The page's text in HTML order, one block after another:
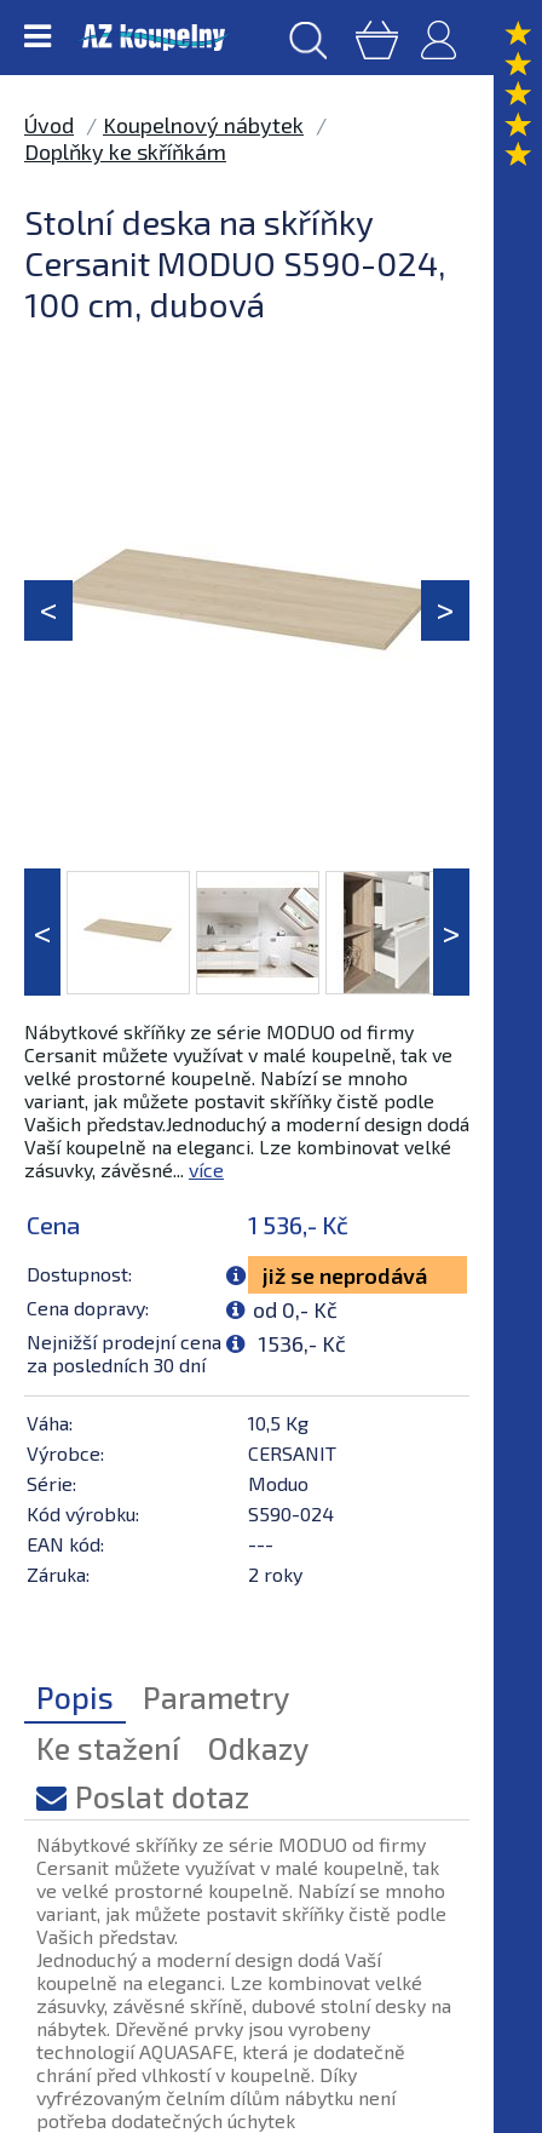
Úvod
Koupelnový nábytek
Doplňky ke skříňkám
Stolní deska na skříňky
Cersanit MODUO S590-024,
100 cm, dubová
Nábytkové skříňky ze série MODUO od firmy
Cersanit můžete využívat v malé koupelně, tak ve
velké prostorné koupelně. Nabízí se mnoho
variant, jak můžete postavit skříňky čistě podle
Vašich představ.Jednoduchý a moderní design dodá
Vaší koupelně na eleganci. Lze kombinovat velké
zásuvky, závěsné... více
Cena 1 536,- Kč
Dostupnost: již se neprodává
Cena dopravy: od 0,- Kč
Nejnižší prodejní cena
za posledních 30 dní
1536,- Kč
Váha:
10,5 Kg
Výrobce:
CERSANIT
Série:
Moduo
Kód výrobku:
S590-024
EAN kód:
---
Záruka:
2 roky
Popis
Parametry
Ke stažení
Odkazy
Poslat dotaz
Nábytkové skříňky ze série MODUO od firmy
Cersanit můžete využívat v malé koupelně, tak
ve velké prostorné koupelně. Nabízí se mnoho
variant, jak můžete postavit skříňky čistě podle
Vašich představ.
Jednoduchý a moderní design dodá Vaší
koupelně na eleganci. Lze kombinovat velké
zásuvky, závěsné skříně, dubové stolní desky na
nábytek. Dřevěné prvky jsou vyrobeny
technologií AQUASAFE, která je dodatečně
chrání před vlhkostí v koupelně. Díky
vyfrézovaným čelním dílům nábytku není
potřeba dodatečných úchytek